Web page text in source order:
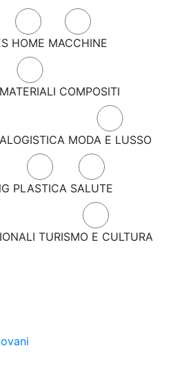
HOME MACCHINE
COMPOSITI
MODA E LUSSO
PLASTICA SALUTE
TURISMO E CULTURA